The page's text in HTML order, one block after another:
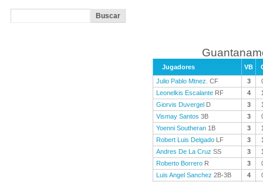
Jugadores VB
Julio Pablo Mtnez. CF 3
Leonelkis Escalante RF 4
Giorvis Duvergel D 3
Vismay Santos 3B 3
Yoenni Southeran 1B 3
Robert Luis Delgado LF 3
Andres De La Cruz SS 3
Roberto Borrero R 3
Luis Angel Sanchez 2B-3B 4